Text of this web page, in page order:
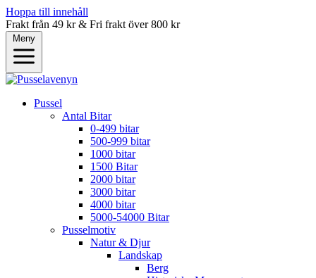
Hoppa till innehåll
Frakt från 49 kr & Fri frakt över 800 kr
Meny
Pussel
Antal Bitar
0-499 bitar
500-999 bitar
1000 bitar
1500 Bitar
2000 bitar
3000 bitar
4000 bitar
5000-54000 Bitar
Pusselmotiv
Natur & Djur
Landskap
Berg